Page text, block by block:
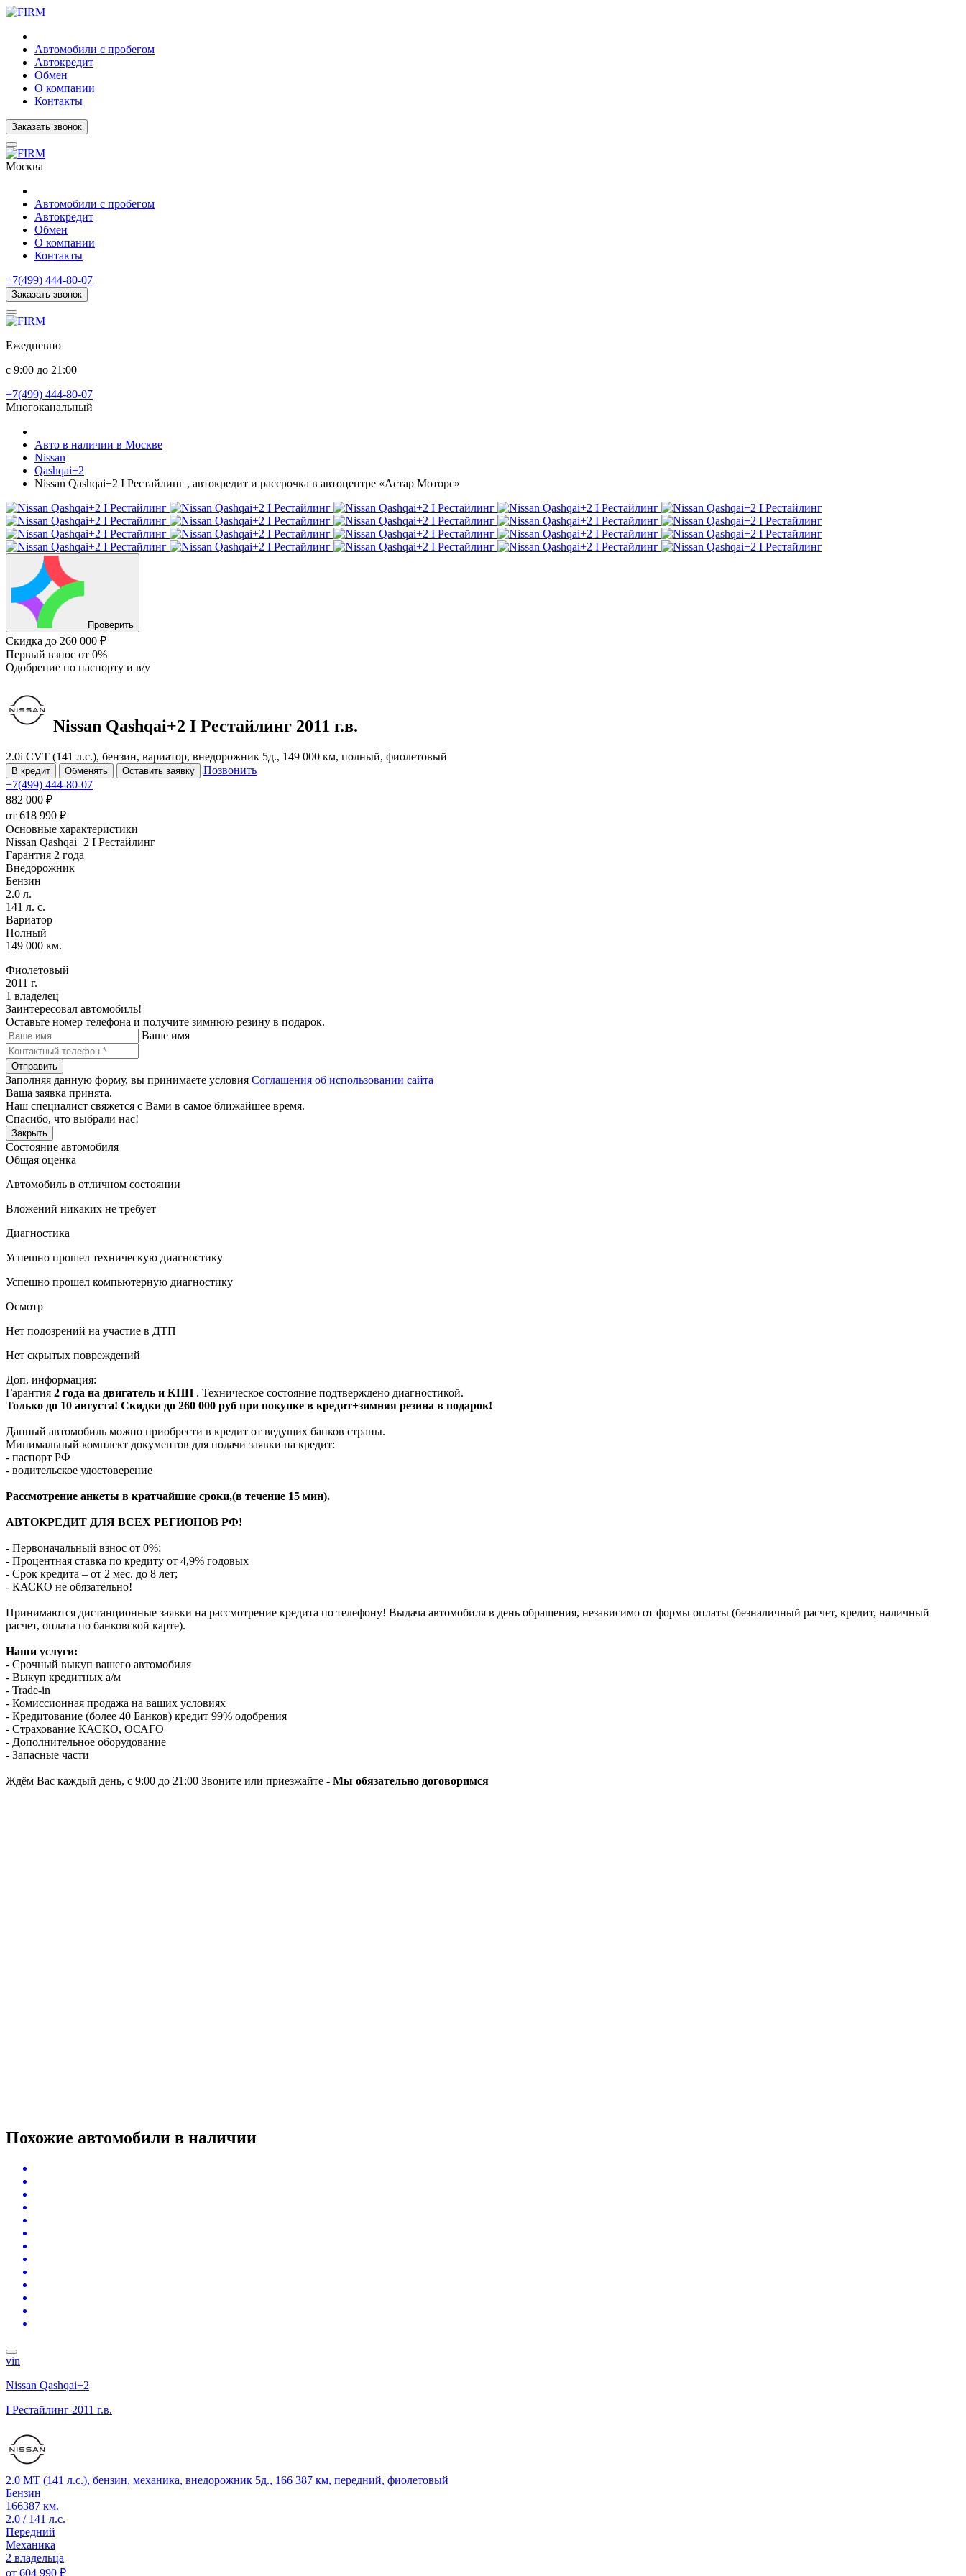
Автомобили с пробегом
Автокредит
Обмен
О компании
Контакты
Заказать звонок
Москва
Автомобили с пробегом
Автокредит
Обмен
О компании
Контакты
+7(499) 444-80-07
Заказать звонок
Ежедневно
с 9:00 до 21:00
+7(499) 444-80-07
Многоканальный
Авто в наличии в Москве
Nissan
Qashqai+2
Nissan Qashqai+2 I Рестайлинг , автокредит и рассрочка в автоцентре «Астар Моторс»
Проверить
Скидка до 260 000 ₽
Первый взнос от 0%
Одобрение по паспорту и в/у
Nissan Qashqai+2 I Рестайлинг 2011 г.в.
2.0i CVT (141 л.с.), бензин, вариатор, внедорожник 5д., 149 000 км, полный, фиолетовый
В кредит Обменять Оставить заявку
Позвонить
+7(499) 444-80-07
882 000 ₽
от 618 990 ₽
Основные характеристики
Nissan Qashqai+2 I Рестайлинг
Гарантия 2 года
Внедорожник
Бензин
2.0 л.
141 л. с.
Вариатор
Полный
149 000 км.
Фиолетовый
2011 г.
1 владелец
Заинтересовал автомобиль!
Оставьте номер телефона и получите зимнюю резину в подарок.
Ваше имя
Отправить
Заполняя данную форму, вы принимаете условия Соглашения об использовании сайта
Ваша заявка принята.
Наш специалист свяжется с Вами в самое ближайшее время.
Спасибо, что выбрали нас!
Закрыть
Состояние автомобиля
Общая оценка
Автомобиль в отличном состоянии
Вложений никаких не требует
Диагностика
Успешно прошел техническую диагностику
Успешно прошел компьютерную диагностику
Осмотр
Нет подозрений на участие в ДТП
Нет скрытых повреждений
Доп. информация:
Гарантия 2 года на двигатель и КПП . Техническое состояние подтверждено диагностикой.
Только до 10 августа! Скидки до 260 000 руб при покупке в кредит+зимняя резина в подарок!
Данный автомобиль можно приобрести в кредит от ведущих банков страны.
Минимальный комплект документов для подачи заявки на кредит:
- паспорт РФ
- водительское удостоверение
Рассмотрение анкеты в кратчайшие сроки,(в течение 15 мин).
АВТОКРЕДИТ ДЛЯ ВСЕХ РЕГИОНОВ РФ!
- Первоначальный взнос от 0%;
- Процентная ставка по кредиту от 4,9% годовых
- Срок кредита – от 2 мес. до 8 лет;
- КАСКО не обязательно!
Принимаются дистанционные заявки на рассмотрение кредита по телефону! Выдача автомобиля в день обращения, независимо от формы оплаты (безналичный расчет, кредит, наличный
расчет, оплата по банковской карте).
Наши услуги:
- Срочный выкуп вашего автомобиля
- Выкуп кредитных а/м
- Trade-in
- Комиссионная продажа на ваших условиях
- Кредитование (более 40 Банков) кредит 99% одобрения
- Страхование КАСКО, ОСАГО
- Дополнительное оборудование
- Запасные части
Ждём Вас каждый день, с 9:00 до 21:00 Звоните или приезжайте - Мы обязательно договоримся
Похожие автомобили в наличии
vin
Nissan Qashqai+2
I Рестайлинг 2011 г.в.
2.0 MT (141 л.с.), бензин, механика, внедорожник 5д., 166 387 км, передний, фиолетовый
Бензин
166387 км.
2.0 / 141 л.с.
Передний
Механика
2 владельца
от 604 990 ₽